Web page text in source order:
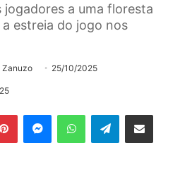
jogadores a uma floresta
estreia do jogo nos
Zanuzo 25/10/2025
PinterestMessengerWhatsAppTelegramCompartilhar via e-mail